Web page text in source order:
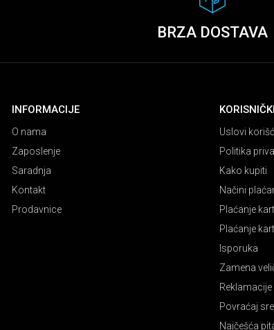
BRZA DOSTAVA
INFORMACIJE
O nama
Zaposlenje
Saradnja
Kontakt
Prodavnice
Uslovi
Politika
Kako kupiti
Načini
Plaćanje
Plaćanje
Isporuka
Zamena
Reklamacije
Povraćaj
Najčešća